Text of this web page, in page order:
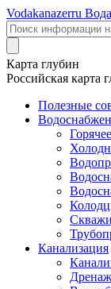
Vodakanazerru
Карта глубин
Российская карта
Полезные
Канализация